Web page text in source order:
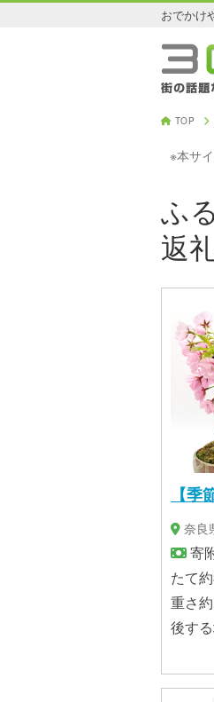
おでかけ
TOP
※本サ
ふ
返
【
奈良
寄
たて
重さ
後す